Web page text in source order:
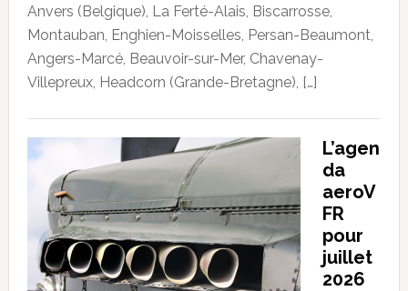
Anvers (Belgique), La Ferté-Alais, Biscarrosse,
Montauban, Enghien-Moisselles, Persan-Beaumont,
Angers-Marcé, Beauvoir-sur-Mer, Chavenay-
Villepreux, Headcorn (Grande-Bretagne), […]
L’agen
da
aeroV
FR
pour
juillet
2026